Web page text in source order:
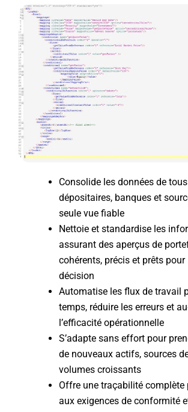
Consolide les données de
dépositaires, banques et
seule vue fiable
Nettoie et standardise les
assurant des aperçus de
cohérents, précis et prêts pour
décision
Automatise les flux de travail
temps, réduire les erreurs et
l’efficacité opérationnelle
S’adapte sans effort pour
de nouveaux actifs, sources
volumes croissants
Offre une traçabilité complète
aux exigences de conformité